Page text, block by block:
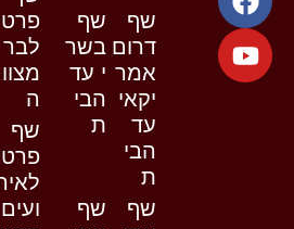
שף
דרום
אמר
יקאי
עד
הבי
ת
שף
בשר
י עד
הבי
ת
שף
שף
לבר
מצוו
ה
שף
ועים